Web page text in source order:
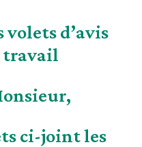
volets d’avis
travail
ci-joint les